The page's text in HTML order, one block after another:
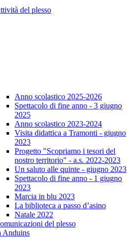
del plesso
Anno scolastico 2025-2026
Spettacolo di fine anno - 3 giugno
2025
Anno scolastico 2023-2024
Visita didattica a Tramonti - giugno
2023
Progetto "Scopriamo i tesori del
nostro territorio" - a.s. 2022-2023
Un saluto alle quinte - giugno 2023
Spettacolo di fine anno - 1 giugno
2023
Marcia in blu 2023
La biblioteca a passo d’asino
Natale 2022
del plesso
Anduins